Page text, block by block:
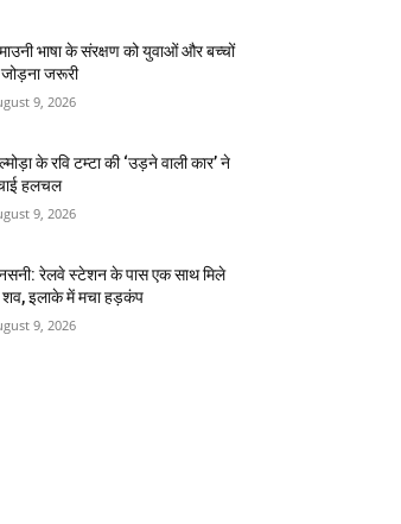
भाषा के संरक्षण को युवाओं और बच्चों
जरूरी
9, 2026
के रवि टम्टा की ‘उड़ने वाली कार’ ने
हलचल
9, 2026
रेलवे स्टेशन के पास एक साथ मिले
शव, इलाके में मचा हड़कंप
9, 2026